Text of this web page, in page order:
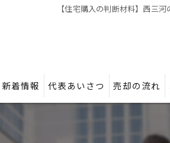
【住宅購入の判断材料】西三
新着情報 代表あいさつ 売却の流れ